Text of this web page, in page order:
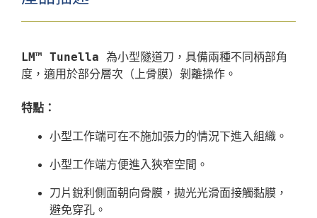
LM™ Tunella 為小型隧道刀，具備兩種不同柄部角
度，適用於部分層次（上骨膜）剝離操作。
特點：
小型工作端可在不施加張力的情況下進入組織。
小型工作端方便進入狹窄空間。
刀片銳利側面朝向骨膜，拋光光滑面接觸黏膜，
避免穿孔。